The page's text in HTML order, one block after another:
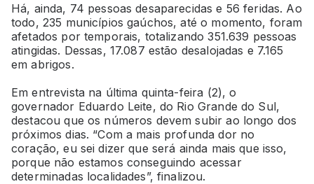
Há, ainda, 74 pessoas desaparecidas e 56 feridas. Ao
todo, 235 municípios gaúchos, até o momento, foram
afetados por temporais, totalizando 351.639 pessoas
atingidas. Dessas, 17.087 estão desalojadas e 7.165
em abrigos.
Em entrevista na última quinta-feira (2), o
governador Eduardo Leite, do Rio Grande do Sul,
destacou que os números devem subir ao longo dos
próximos dias. “Com a mais profunda dor no
coração, eu sei dizer que será ainda mais que isso,
porque não estamos conseguindo acessar
determinadas localidades”, finalizou.